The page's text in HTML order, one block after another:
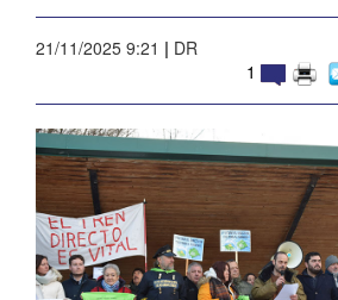
21/11/2025 9:21 | DR
1